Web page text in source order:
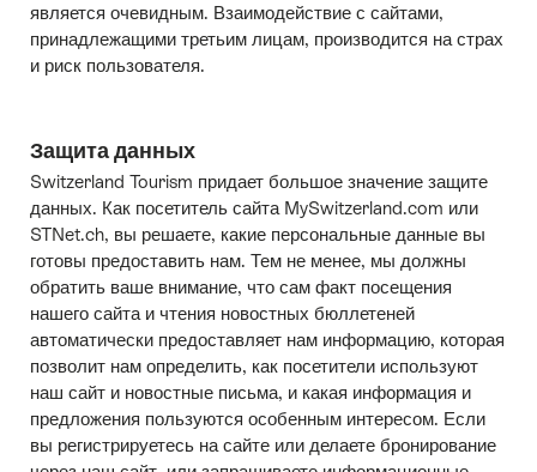
является очевидным. Взаимодействие с сайтами,
принадлежащими третьим лицам, производится на страх
и риск пользователя.
Защита данных
Switzerland Tourism придает большое значение защите
данных. Как посетитель сайта MySwitzerland.com или
STNet.ch, вы решаете, какие персональные данные вы
готовы предоставить нам. Тем не менее, мы должны
обратить ваше внимание, что сам факт посещения
нашего сайта и чтения новостных бюллетеней
автоматически предоставляет нам информацию, которая
позволит нам определить, как посетители используют
наш сайт и новостные письма, и какая информация и
предложения пользуются особенным интересом. Если
вы регистрируетесь на сайте или делаете бронирование